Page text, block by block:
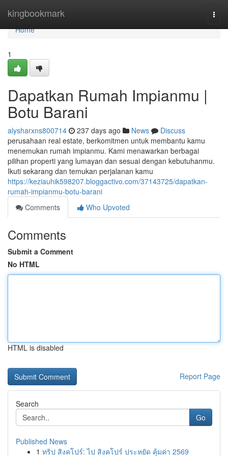
kingbookmark
Home
Home
1
Dapatkan Rumah Impianmu |
Botu Barani
alysharxns800714 237 days ago News
Discuss
perusahaan real estate, berkomitmen untuk membantu kamu
menemukan rumah impianmu. Kami menawarkan berbagai
pilihan properti yang lumayan dan sesuai dengan kebutuhanmu.
Ikuti sekarang dan temukan perjalanan kamu
https://keziauhik598207.bloggactivo.com/37143725/dapatkan-
rumah-impianmu-botu-barani
Comments
Who Upvoted
Comments
Submit a Comment
No HTML
HTML is disabled
Report Page
Search
Go
Published News
1 ทริป สิงคโปร์: ไป สิงคโปร์ ประหยัด คุ้มค่า 2569